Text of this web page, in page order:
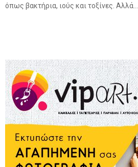
όπως βακτήρια, ιούς και τοξίνες. Αλλά...